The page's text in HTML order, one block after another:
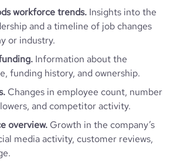
website.com/organization/vlife
8944732
92.34
1.06
2.9
workforce trends. Insights into the
and a timeline of job changes
or industry.
Information about the
funding history, and ownership.
Changes in employee count, number
and competitor activity.
overview. Growth in the company’s
media activity, customer reviews,